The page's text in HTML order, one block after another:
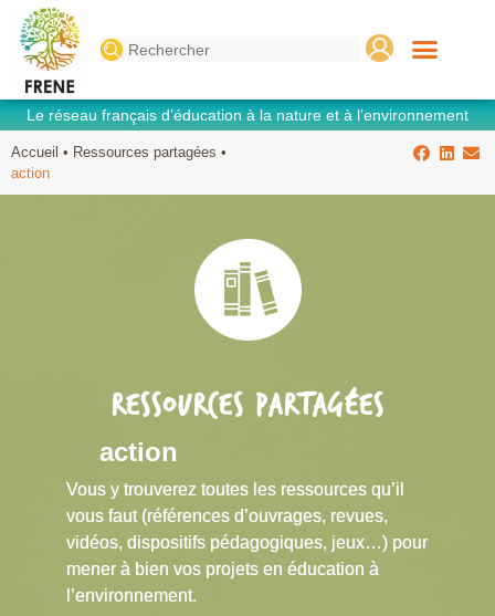
Search
for:
Le réseau français d’éducation à la nature et à l’environnement
Accueil • Ressources partagées •
action
RESSOURCES PARTAGÉES
action
Vous y trouverez toutes les ressources qu’il
vous faut (références d’ouvrages, revues,
vidéos, dispositifs pédagogiques, jeux…) pour
mener à bien vos projets en éducation à
l’environnement.